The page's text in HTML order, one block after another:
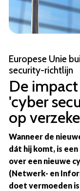
Europese Unie
security-richtlijn
De
'cyber
op
Wanneer de
dát hij komt, is
over een nieuwe
(Netwerk- en
doet vermoeden